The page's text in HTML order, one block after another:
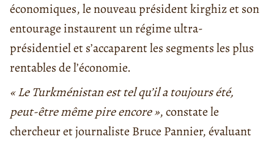
économiques, le nouveau président kirghiz et son
entourage instaurent un régime ultra-
présidentiel et s’accaparent les segments les plus
rentables de l’économie.
« Le Turkménistan est tel qu’il a toujours été,
peut-être même pire encore », constate le
chercheur et journaliste Bruce Pannier, évaluant